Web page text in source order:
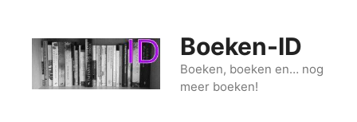
inhoud
Boeken-ID
Boeken, boeken en… nog
meer boeken!